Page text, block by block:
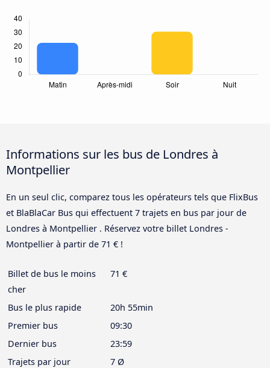
Informations sur les bus de Londres à
Montpellier
En un seul clic, comparez tous les opérateurs tels que FlixBus
et BlaBlaCar Bus qui effectuent 7 trajets en bus par jour de
Londres à Montpellier . Réservez votre billet Londres -
Montpellier à partir de 71 € !
Billet de bus le moins
cher
71 €
Bus le plus rapide
20h 55min
Premier bus
09:30
Dernier bus
23:59
Trajets par jour
7 Ø